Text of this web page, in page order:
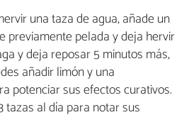
una taza de agua, añade un
previamente pelada y deja hervir
y deja reposar 5 minutos más,
añadir limón y una
potenciar sus efectos curativos.
tazas al día para notar sus